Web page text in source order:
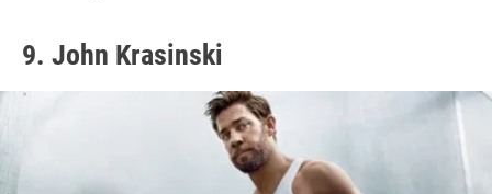
9. John Krasinski